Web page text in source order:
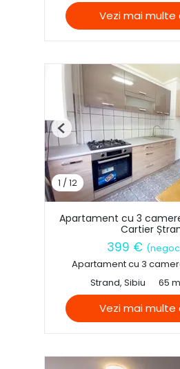
Vezi mai multe
1 / 12
Previous
Apartament cu 3
Cartier
399 €
Apartament cu 3
Strand, Sibiu
65
Vezi mai multe